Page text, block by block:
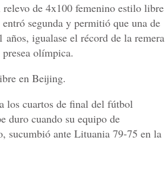
de 4x100 femenino estilo libre
segunda y permitió que una de
años, igualase el récord de la remera
olímpica.
en Beijing.
los cuartos de final del fútbol
duro cuando su equipo de
sucumbió ante Lituania 79-75 en la